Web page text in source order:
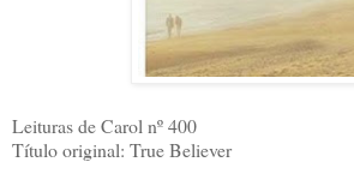
Leituras de Carol nº 400
Título original: True Believer